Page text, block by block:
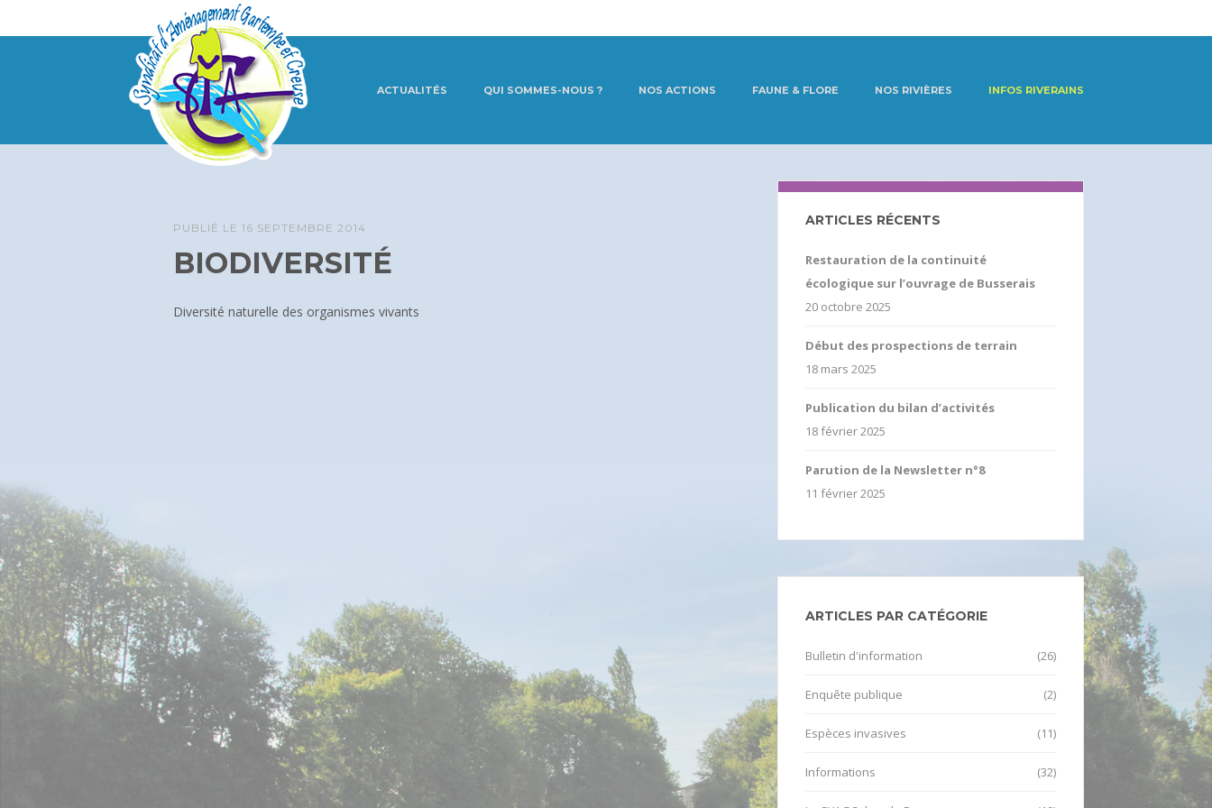
ACTUALITÉS QUI SOMMES-NOUS ? NOS ACTIONS FAUNE & FLORE NOS RIVIÈRES INFOS RIVERAINS
PUBLIÉ LE 16 SEPTEMBRE 2014
BIODIVERSITÉ
Diversité naturelle des organismes vivants
ARTICLES RÉCENTS
Restauration de la continuité
écologique sur l’ouvrage de Busserais
20 octobre 2025
Début des prospections de terrain
18 mars 2025
Publication du bilan d’activités
18 février 2025
Parution de la Newsletter n°8
11 février 2025
ARTICLES PAR CATÉGORIE
Bulletin d'information (26)
Enquête publique (2)
Espèces invasives (11)
Informations (32)